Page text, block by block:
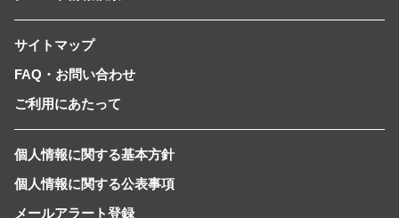
サイトマップ
FAQ・お問い合わせ
ご利用にあたって
個人情報に関する基本方針
個人情報に関する公表事項
メールアラート登録